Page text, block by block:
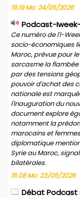
19.19 Mo 24/05/2026
Podcast-
Ce numéro de l'I-
socio-économiques
Maroc, prévue pour
sarcasme la
par des tensions
pouvoir d'achat des
nationale est
l'inauguration du
document explore
notamment la
marocains et
diplomatique
Syrie au Maroc,
bilatérales.
16.08 Mo 23/05/2026
Débat Podcast